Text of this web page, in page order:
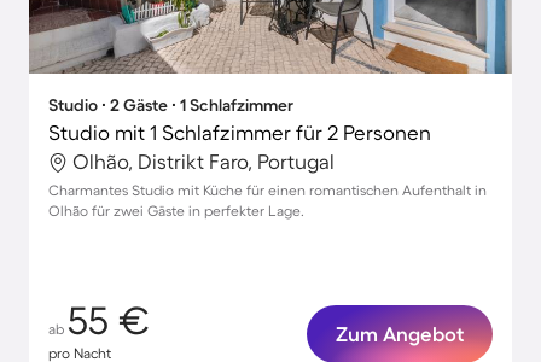
Studio ∙ 2 Gäste ∙ 1 Schlafzimmer
Studio mit 1 Schlafzimmer für 2 Personen
Olhão, Distrikt Faro, Portugal
Charmantes Studio mit Küche für einen romantischen Aufenthalt in
Olhão für zwei Gäste in perfekter Lage.
ab 55 €
pro Nacht
Zum Angebot